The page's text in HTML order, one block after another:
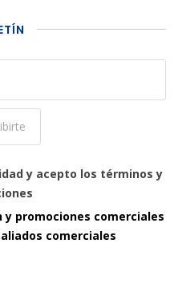
y acepto los términos y
promociones comerciales
comerciales